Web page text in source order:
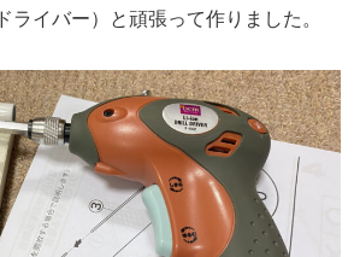
ライバー）と頑張って作りました。